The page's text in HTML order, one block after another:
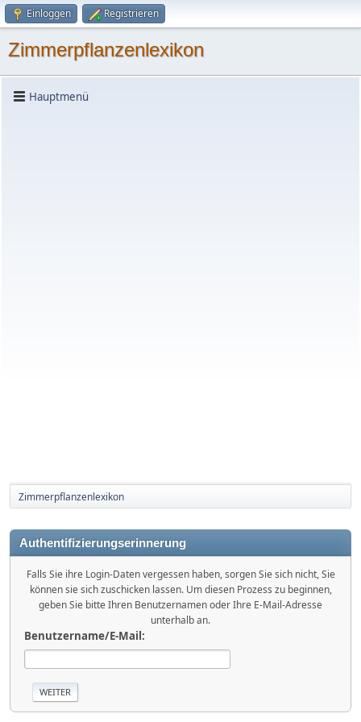
Einloggen Registrieren
Zimmerpflanzenlexikon
Hauptmenü
Zimmerpflanzenlexikon
Authentifizierungserinnerung
Falls Sie ihre Login-Daten vergessen haben, sorgen Sie sich nicht, Sie
können sie sich zuschicken lassen. Um diesen Prozess zu beginnen,
geben Sie bitte Ihren Benutzernamen oder Ihre E-Mail-Adresse
unterhalb an.
Benutzername/E-Mail: